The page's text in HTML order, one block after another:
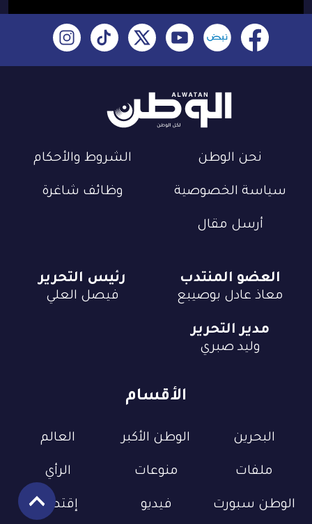
نحن الوطن الشروط والأحكام
سياسة الخصوصية وظائف شاغرة
أرسل مقال
الأقسام
البحرين الوطن الأكبر العالم
ملفات منوعات الرأي
الوطن سبورت فيديو إقتصاد
العضو المنتدب
معاذ عادل بوصيبع
رئيس التحرير
فيصل العلي
مدير التحرير
وليد صبري